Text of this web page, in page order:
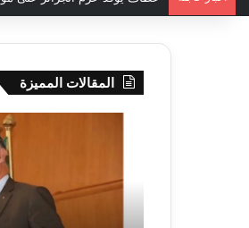
المقالات المميزة
عمل